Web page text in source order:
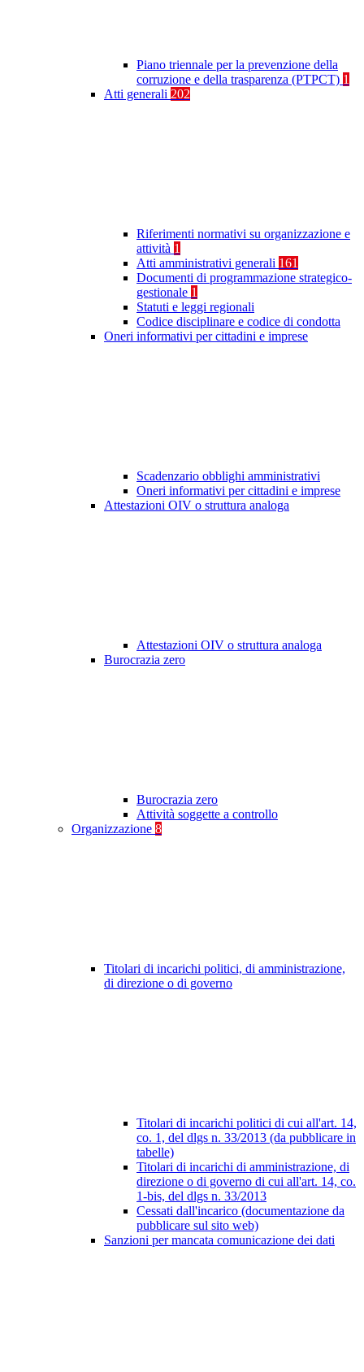
Piano triennale per la prevenzione della
corruzione e della trasparenza (PTPCT) 1
Atti generali 202
Riferimenti normativi su organizzazione e
attività 1
Atti amministrativi generali 161
Documenti di programmazione strategico-
gestionale 1
Statuti e leggi regionali
Codice disciplinare e codice di condotta
Oneri informativi per cittadini e imprese
Scadenzario obblighi amministrativi
Oneri informativi per cittadini e imprese
Attestazioni OIV o struttura analoga
Attestazioni OIV o struttura analoga
Burocrazia zero
Burocrazia zero
Attività soggette a controllo
Organizzazione 8
Titolari di incarichi politici, di amministrazione,
di direzione o di governo
Titolari di incarichi politici di cui all'art. 14,
co. 1, del dlgs n. 33/2013 (da pubblicare in
tabelle)
Titolari di incarichi di amministrazione, di
direzione o di governo di cui all'art. 14, co.
1-bis, del dlgs n. 33/2013
Cessati dall'incarico (documentazione da
pubblicare sul sito web)
Sanzioni per mancata comunicazione dei dati